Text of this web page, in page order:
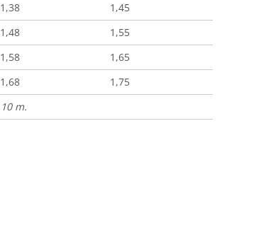
m.
1,38
1,45
1,48
1,55
1,58
1,65
1,68 1,75